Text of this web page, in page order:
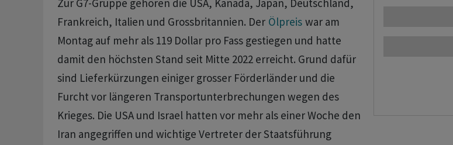
Zur G7-Gruppe gehören die USA, Kanada, Japan, Deutschland,
Frankreich, Italien und Grossbritannien. Der Ölpreis war am
Montag auf mehr als 119 Dollar pro Fass gestiegen und hatte
damit den höchsten Stand seit Mitte 2022 erreicht. Grund dafür
sind Lieferkürzungen ‌einiger grosser Förderländer und die
Furcht vor längeren Transportunterbrechungen wegen des
Krieges. Die USA und Israel hatten vor mehr als einer Woche den
Iran angegriffen und wichtige Vertreter der Staatsführung